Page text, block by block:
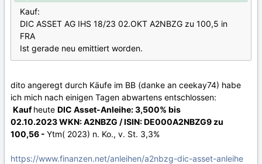
Kauf:
DIC ASSET AG IHS 18/23 02.OKT A2NBZG zu 100,5 in
FRA
Ist gerade neu emittiert worden.
dito angeregt durch Käufe im BB (danke an ceekay74) habe
ich mich nach einigen Tagen abwartens entschlossen:
Kaufheute DIC Asset-Anleihe: 3,500% bis
02.10.2023 WKN: A2NBZG / ISIN: DE000A2NBZG9 zu
100,56 - Ytm( 2023) n. Ko., v. St. 3,3%
https://www.finanzen.net/anleihen/a2nbzg-dic-asset-anleihe